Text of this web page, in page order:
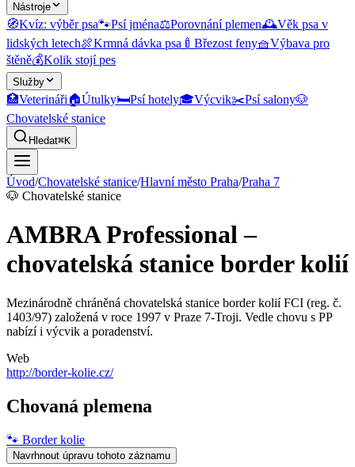
Nástroje
🧭Kvíz: výběr psa🐾Psí jména⚖️Porovnání plemen🕰️Věk psa v
lidských letech🍖Krmná dávka psa 🍼 Březost feny🧺Výbava pro
štěně💰Kolik stojí pes
Služby
🏥Veterináři🏠Útulky🛏️Psí hotely🎓Výcvik✂️Psí salony🐶
Chovatelské stanice
Hledat⌘K
Úvod/Chovatelské stanice/Hlavní město Praha/Praha 7
🐶 Chovatelské stanice
AMBRA Professional –
chovatelská stanice border kolií
Mezinárodně chráněná chovatelská stanice border kolií FCI (reg. č.
1403/97) založená v roce 1997 v Praze 7-Troji. Vedle chovu s PP
nabízí i výcvik a poradenství.
Web
http://border-kolie.cz/
Chovaná plemena
🐾 Border kolie
Navrhnout úpravu tohoto záznamu